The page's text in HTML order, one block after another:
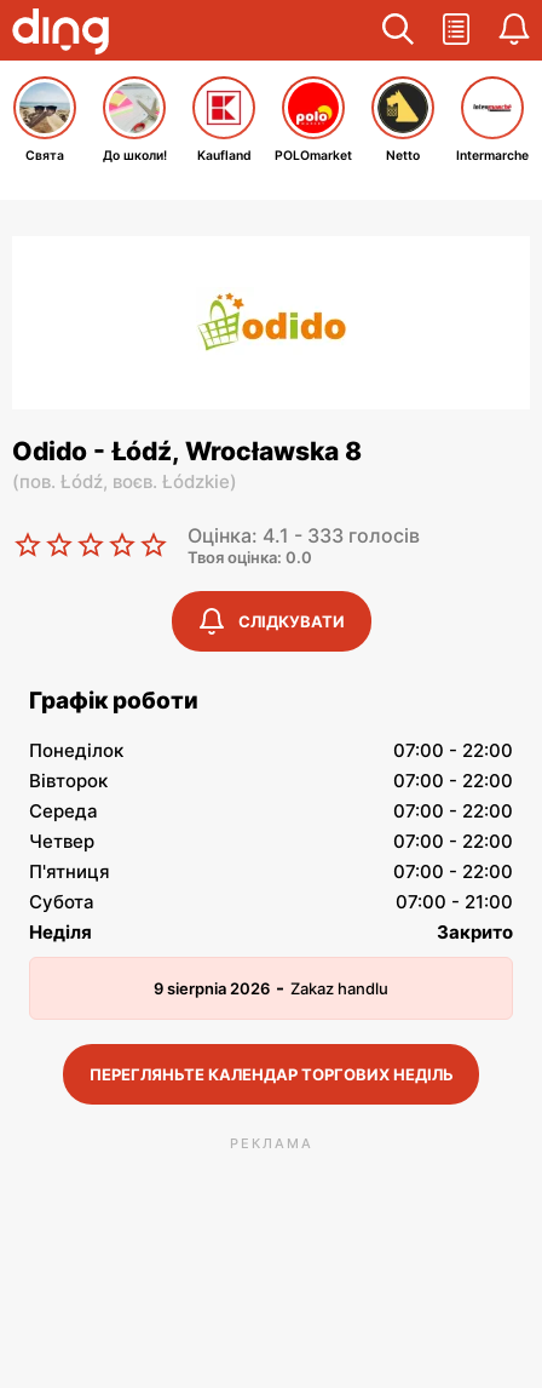
Свята До школи! Kaufland POLOmarket Netto Intermarche
Odido - Łódź, Wrocławska 8
(пов. Łódź, воєв. Łódzkie)
Оцінка: 4.1 - 333 голосів
Твоя оцінка: 0.0
СЛІДКУВАТИ
Графік роботи
Понеділок
07:00 - 22:00
Вівторок
07:00 - 22:00
Середа
07:00 - 22:00
Четвер
07:00 - 22:00
П'ятниця
07:00 - 22:00
Субота
07:00 - 21:00
Неділя
Закрито
9 sierpnia 2026 - Zakaz handlu
ПЕРЕГЛЯНЬТЕ КАЛЕНДАР ТОРГОВИХ НЕДІЛЬ
РЕКЛАМА